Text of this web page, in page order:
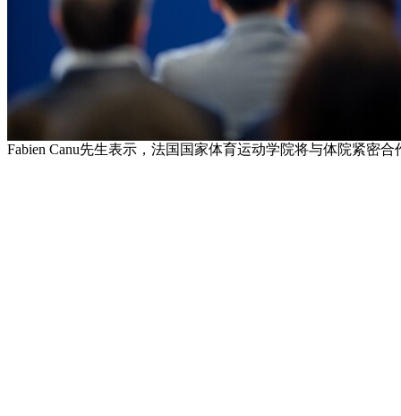
Fabien Canu先生表示，法国国家体育运动学院将与体院紧密